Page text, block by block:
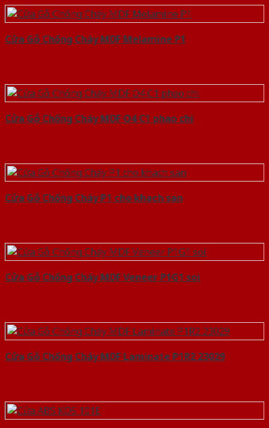
Cửa Gỗ Chống Cháy MDF Melamine P1
Cửa Gỗ Chống Cháy MDF O4 C1 phao chi
Cửa Gỗ Chống Cháy P1 cho khach san
Cửa Gỗ Chống Cháy MDF Veneer P1G1 soi
Cửa Gỗ Chống Cháy MDF Laminate P1R2 23029